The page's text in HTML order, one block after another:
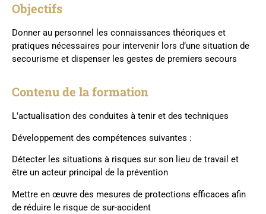
Objectifs
Donner au personnel les connaissances théoriques et
pratiques nécessaires pour intervenir lors d’une situation de
secourisme et dispenser les gestes de premiers secours
Contenu de la formation
L'actualisation des conduites à tenir et des techniques
Développement des compétences suivantes :
Détecter les situations à risques sur son lieu de travail et
être un acteur principal de la prévention
Mettre en œuvre des mesures de protections efficaces afin
de réduire le risque de sur-accident